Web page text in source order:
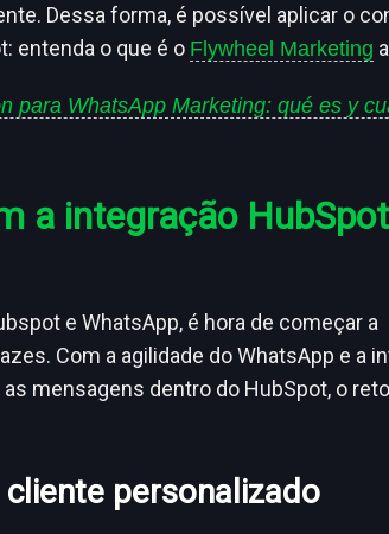
Dessa forma, é possível aplicar o
entenda o que é o Flywheel Marketing
para WhatsApp Marketing: qué es y
a integração
e WhatsApp, é hora de começar a
Com a agilidade do WhatsApp e a
mensagens dentro do HubSpot, o
personalizado